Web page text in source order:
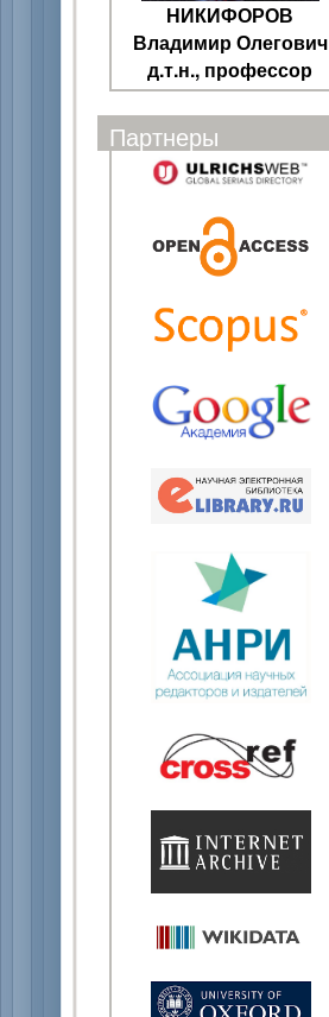
НИКИФОРОВ
Владимир Олегович
д.т.н., профессор
Партнеры